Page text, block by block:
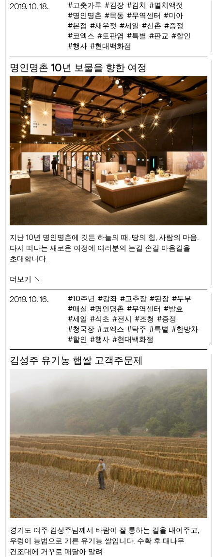
행사 품목 : 김정배 새우젓(육젓, 추젓)각 2kg, 육젓 1kg, 방영길
고춧가루 500g, 김명수 멸치액젓 1.8L, 420ml, 정구슬
갯벌천일염 3kg, 박성춘 황토판염 4kg, 김영습 매실바다
윤원상 볶음참깨 280g, 성원 연근가루 120g, 곽석주
표고버섯가루 80g
2019.10.18. 고춧가루 김장 김치
멸치액젓
명인명촌
목동 무역센터
미아
본점
새우젓 세일 신촌
증정
코엑스
토판염 특별 판교
할인
행사
현대백화점
명인명촌 10년 보물을 향한 여정
지난 10년 명인명촌에 깃든 하늘의 때, 땅의 힘, 사람의 마음.
다시 떠나는 새로운 여정에 여러분의 눈길 손길 마음길을
초대합니다.
행사 기간 : 10/16(수) ~ 10/20(일)
행사 장소 : 현대백화점 무역센터점 10층 문화홀
장인과의 만남 세부일정
2:00 전남 장흥 김영습
매화향 가득한 남고 매실로 만드는 매실 장아찌
4:00 전남 보성 오영순
발효 숙성 한방차의 제법과 이로움
가마솥 불로 20시간 고아낸 조청의 깊이
4:00 경북 울진 정춘희
청정 울진의 유기농 콩을 그대로 섭취하는 장과 두부
2:00 전남 강진 국령애
다산 철학으로 꽃 피운 수제 고추장과 발효액
4:00 경북 문경 홍승희
쌀,누룩,물로만 빚어내는 전통주의 맛과 멋
10/19(토)
2:00 전남 진도 박성식
시간의 향을 담은 발효의 기초 누룩과 식초
4:00 노재승 쉐프
발효 소스의 이로움과 다양한 활용법
10/20(일)
2:00 충북 청원 김종희
종가집 비법으로 소담하게 만드는 청국장
더보기 ↘
2019.10.16. 10주년 강좌 고추장 된장
두부
매실
명인명촌 무역센터
발효
세일
식초 전시 조청
증정
청국장
코엑스 탁주 특별
한방차
할인
행사 현대백화점
김성주 유기농 햅쌀 고객주문제
경기도 여주 김성주님께서 바람이 잘 통하는 길을 내어주고,
우렁이 농법으로 기른 유기농 쌀입니다. 수확 후 대나무
건조대에 거꾸로 매달아 말려